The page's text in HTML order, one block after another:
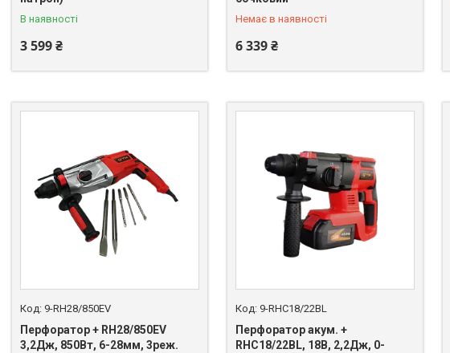
В наявності
3 599 ₴
Немає в наявності
6 339 ₴
9-RH28/850EV
Перфоратор + RH28/850EV
3,2Дж, 850Вт, 6-28мм, 3реж.
9-RHC18/22BL
Перфоратор акум. +
RHC18/22BL, 18В, 2,2Дж, 0-